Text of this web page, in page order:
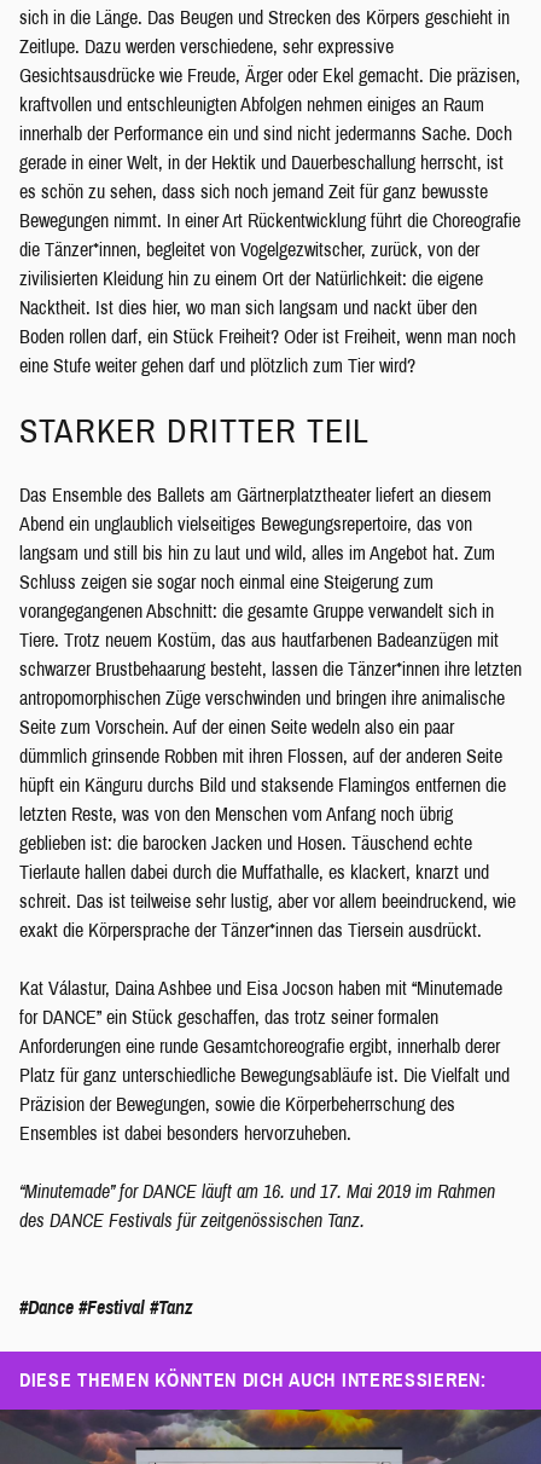
sich in die Länge. Das Beugen und Strecken des Körpers geschieht in
Zeitlupe. Dazu werden verschiedene, sehr expressive
Gesichtsausdrücke wie Freude, Ärger oder Ekel gemacht. Die präzisen,
kraftvollen und entschleunigten Abfolgen nehmen einiges an Raum
innerhalb der Performance ein und sind nicht jedermanns Sache. Doch
gerade in einer Welt, in der Hektik und Dauerbeschallung herrscht, ist
es schön zu sehen, dass sich noch jemand Zeit für ganz bewusste
Bewegungen nimmt. In einer Art Rückentwicklung führt die Choreografie
die Tänzer*innen, begleitet von Vogelgezwitscher, zurück, von der
zivilisierten Kleidung hin zu einem Ort der Natürlichkeit: die eigene
Nacktheit. Ist dies hier, wo man sich langsam und nackt über den
Boden rollen darf, ein Stück Freiheit? Oder ist Freiheit, wenn man noch
eine Stufe weiter gehen darf und plötzlich zum Tier wird?
STARKER DRITTER TEIL
Das Ensemble des Ballets am Gärtnerplatztheater liefert an diesem
Abend ein unglaublich vielseitiges Bewegungsrepertoire, das von
langsam und still bis hin zu laut und wild, alles im Angebot hat. Zum
Schluss zeigen sie sogar noch einmal eine Steigerung zum
vorangegangenen Abschnitt: die gesamte Gruppe verwandelt sich in
Tiere. Trotz neuem Kostüm, das aus hautfarbenen Badeanzügen mit
schwarzer Brustbehaarung besteht, lassen die Tänzer*innen ihre letzten
antropomorphischen Züge verschwinden und bringen ihre animalische
Seite zum Vorschein. Auf der einen Seite wedeln also ein paar
dümmlich grinsende Robben mit ihren Flossen, auf der anderen Seite
hüpft ein Känguru durchs Bild und staksende Flamingos entfernen die
letzten Reste, was von den Menschen vom Anfang noch übrig
geblieben ist: die barocken Jacken und Hosen. Täuschend echte
Tierlaute hallen dabei durch die Muffathalle, es klackert, knarzt und
schreit. Das ist teilweise sehr lustig, aber vor allem beeindruckend, wie
exakt die Körpersprache der Tänzer*innen das Tiersein ausdrückt.
Kat Válastur, Daina Ashbee und Eisa Jocson haben mit “Minutemade
for DANCE” ein Stück geschaffen, das trotz seiner formalen
Anforderungen eine runde Gesamtchoreografie ergibt, innerhalb derer
Platz für ganz unterschiedliche Bewegungsabläufe ist. Die Vielfalt und
Präzision der Bewegungen, sowie die Körperbeherrschung des
Ensembles ist dabei besonders hervorzuheben.
“Minutemade” for DANCE läuft am 16. und 17. Mai 2019 im Rahmen
des DANCE Festivals für zeitgenössischen Tanz.
#Dance #Festival #Tanz
DIESE THEMEN KÖNNTEN DICH AUCH INTERESSIEREN: